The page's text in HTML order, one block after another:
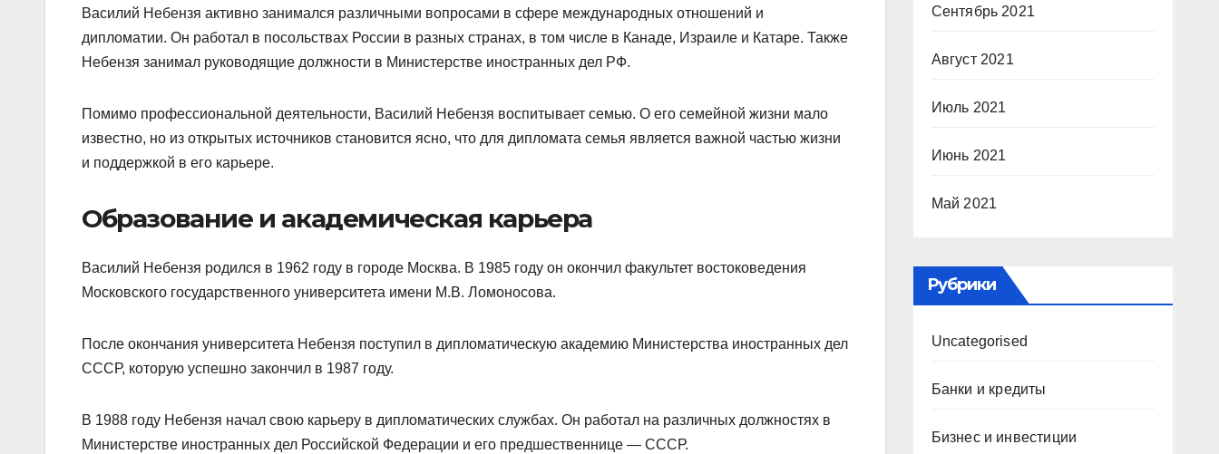
Василий Небензя активно занимался различными вопросами в сфере международных отношений и
дипломатии. Он работал в посольствах России в разных странах, в том числе в Канаде, Израиле и Катаре. Также
Небензя занимал руководящие должности в Министерстве иностранных дел РФ.
Помимо профессиональной деятельности, Василий Небензя воспитывает семью. О его семейной жизни мало
известно, но из открытых источников становится ясно, что для дипломата семья является важной частью жизни
и поддержкой в его карьере.
Образование и академическая карьера
Василий Небензя родился в 1962 году в городе Москва. В 1985 году он окончил факультет востоковедения
Московского государственного университета имени М.В. Ломоносова.
После окончания университета Небензя поступил в дипломатическую академию Министерства иностранных дел
СССР, которую успешно закончил в 1987 году.
В 1988 году Небензя начал свою карьеру в дипломатических службах. Он работал на различных должностях в
Министерстве иностранных дел Российской Федерации и его предшественнице — СССР.
Сентябрь 2021
Август 2021
Июль 2021
Июнь 2021
Май 2021
Рубрики
Uncategorised
Банки и кредиты
Бизнес и инвестиции